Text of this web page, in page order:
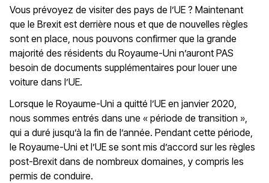
Vous prévoyez de visiter des pays de l’UE ? Maintenant
que le Brexit est derrière nous et que de nouvelles règles
sont en place, nous pouvons confirmer que la grande
majorité des résidents du Royaume-Uni n’auront PAS
besoin de documents supplémentaires pour louer une
voiture dans l’UE.
Lorsque le Royaume-Uni a quitté l’UE en janvier 2020,
nous sommes entrés dans une « période de transition »,
qui a duré jusqu’à la fin de l’année. Pendant cette période,
le Royaume-Uni et l’UE se sont mis d’accord sur les règles
post-Brexit dans de nombreux domaines, y compris les
permis de conduire.